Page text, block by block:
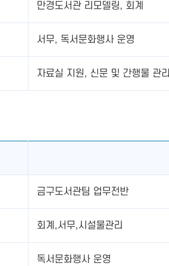
만경도서관 리모델링, 회계
서무, 독서문화행사 운영
자료실 지원, 신문 및 간행물 관리
금구도서관팀 업무전반
회계,서무,시설물관리
독서문화행사 운영